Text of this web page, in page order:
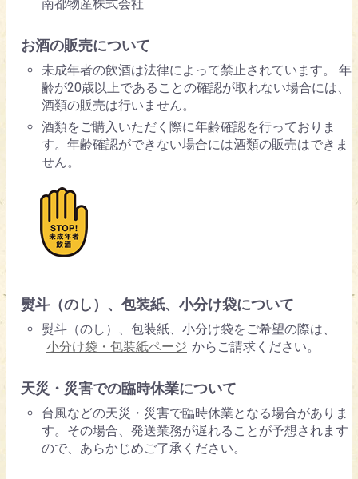
南都物産株式会社
お酒の販売について
未成年者の飲酒は法律によって禁止されています。 年
齢が20歳以上であることの確認が取れない場合には、
酒類の販売は行いません。
酒類をご購入いただく際に年齢確認を行っておりま
す。年齢確認ができない場合には酒類の販売はできま
せん。
熨斗（のし）、包装紙、小分け袋について
熨斗（のし）、包装紙、小分け袋をご希望の際は、
小分け袋・包装紙ページ からご請求ください。
天災・災害での臨時休業について
台風などの天災・災害で臨時休業となる場合がありま
す。その場合、発送業務が遅れることが予想されます
ので、あらかじめご了承ください。